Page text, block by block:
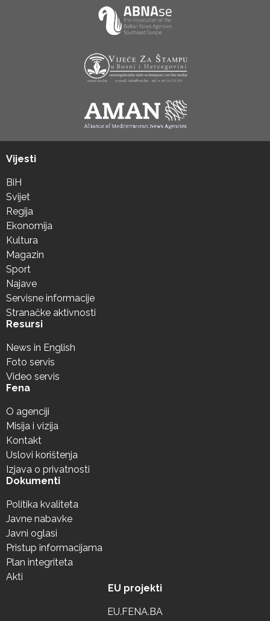
Vijesti
BiH
Svijet
Regija
Ekonomija
Kultura
Magazin
Sport
Najave
Servisne informacije
Stranačke aktivnosti
Resursi
News in English
Foto servis
Video servis
Fena
O agenciji
Misija i vizija
Kontakt
Uslovi korištenja
Izjava o privatnosti
Dokumenti
Politika kvaliteta
Javne nabavke
Javni oglasi
Pristup informacijama
Plan integriteta
Akti
EU projekti
EU.FENA.BA